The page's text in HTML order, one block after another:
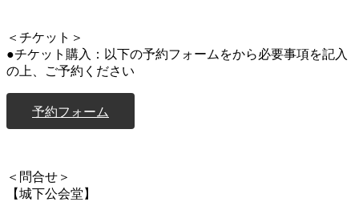
＜チケット＞
●チケット購入：以下の予約フォームをから必要事項を記入
の上、ご予約ください
予約フォーム
＜問合せ＞
【城下公会堂】